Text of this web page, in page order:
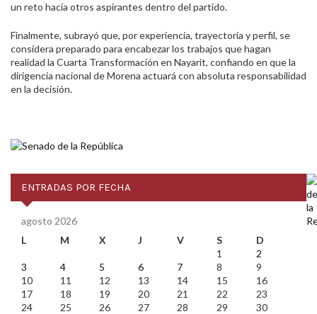
un reto hacia otros aspirantes dentro del partido.
Finalmente, subrayó que, por experiencia, trayectoria y perfil, se
considera preparado para encabezar los trabajos que hagan
realidad la Cuarta Transformación en Nayarit, confiando en que la
dirigencia nacional de Morena actuará con absoluta responsabilidad
en la decisión.
ENTRADAS POR FECHA
agosto 2026
L
M X J V S
D
1
2
3
4 5 6 7 8
9
10
11 12 13 14 15
16
17
18 19 20 21 22
23
24
25 26 27 28 29
30